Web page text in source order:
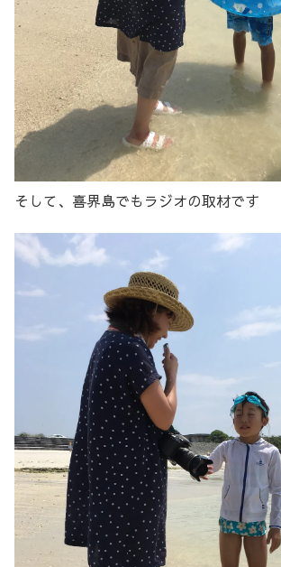
そして、喜界島でもラジオの取材です